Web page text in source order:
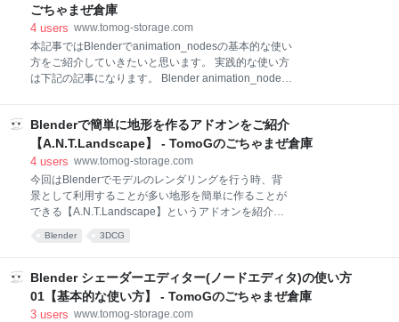
余談 出来ること サンプルとして、上図のように作りた
いと仮定します。この背景はHDRIではなく一枚の画像
を用いています。 Blender IBLの設定方法【HDRIを使
用】 なので、先ほどの画像はこのような配置で作られ
ています。背景の太陽と雲は画像となっています。 こ
になります。 ※補足 背景画像についてはPixabayから
取得しています。 販売用3D
ごちゃまぜ倉庫
4 users www.tomog-storage.com
本記事ではBlenderでanimation_nodesの基本的な使い
方をご紹介していきたいと思います。 実践的な使い方
は下記の記事になります。 Blender animation_nodes
animation_nodesの初心者向け基本操作2【オブジェク
トの複製】 - TomoGのごちゃまぜ倉庫
animation_nodesの導入方法 起こりやすいエラー
animation_nodesの基本的な使い方 animation_nodes
を使う準備 animation_nodesの簡単な使い方 アニメー
ションレンダリングするとき 参考記事
導入方法ですが、下記のリンクからアドオンをダウン
Blenderで簡単に地形を作るアドオンをご紹介
【A.N.T.Landscape】 - TomoGのごちゃまぜ倉庫
4 users www.tomog-storage.com
今回はBlenderでモデルのレンダリングを行う時、背
景として利用することが多い地形を簡単に作ることが
できる【A.N.T.Landscape】というアドオンを紹介し
ANT Landscapeを使うことで、背景の手間を大きく減
らすことができます。 A.N.T.Landscapeとは インスト
ール方法 ANT Landscapeの使い方 オブジェクトの追
Blender 3DCG
Blender シェーダーエディター(ノードエディタ)の使い方
01【基本的な使い方】 - TomoGのごちゃまぜ倉庫
3 users www.tomog-storage.com